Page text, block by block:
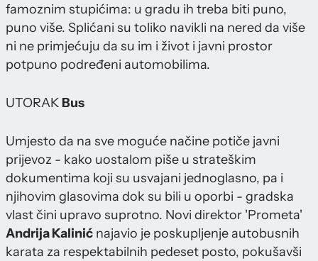
famoznim stupićima: u gradu ih treba biti puno,
puno više. Splićani su toliko navikli na nered da više
ni ne primjećuju da su im i život i javni prostor
potpuno podređeni automobilima.
UTORAK Bus
Umjesto da na sve moguće načine potiče javni
prijevoz - kako uostalom piše u strateškim
dokumentima koji su usvajani jednoglasno, pa i
njihovim glasovima dok su bili u oporbi - gradska
vlast čini upravo suprotno. Novi direktor 'Prometa'
Andrija Kalinić najavio je poskupljenje autobusnih
karata za respektabilnih pedeset posto, pokušavši